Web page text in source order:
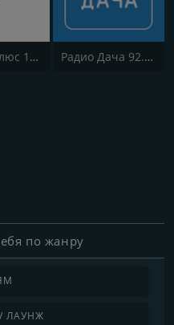
Европа Плюс 106.2 FM (Europa Plus) Радио Дача 92.4 FM (Radio Dacha)
по жанру
/ ЛАУНЖ